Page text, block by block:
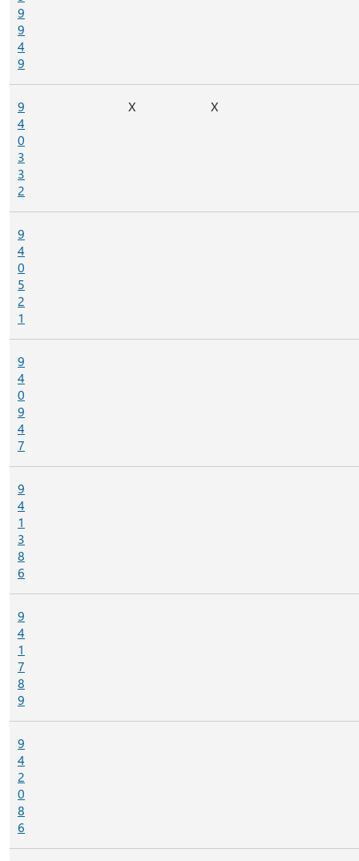
9
9
4
9
9
4
0
3
3
2
X X
9
4
0
5
2
1
9
4
0
9
4
7
9
4
1
3
8
6
9
4
1
7
8
9
9
4
2
0
8
6